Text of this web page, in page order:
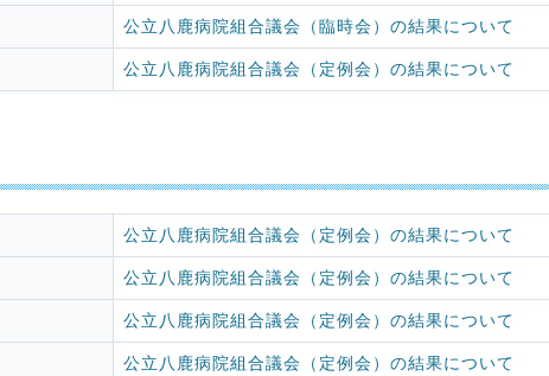
公立八鹿病院組合議会（臨時会）の結果について
公立八鹿病院組合議会（定例会）の結果について
公立八鹿病院組合議会（定例会）の結果について
公立八鹿病院組合議会（定例会）の結果について
公立八鹿病院組合議会（定例会）の結果について
公立八鹿病院組合議会（定例会）の結果について